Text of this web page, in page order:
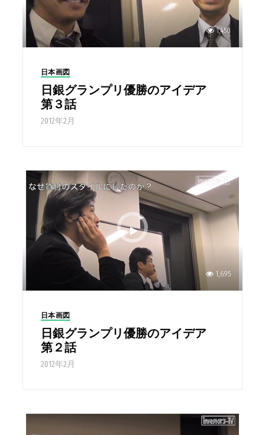
1,450
日本画図
日銀グランプリ優勝のアイデア
第３話
2012年2月
1,695
日本画図
日銀グランプリ優勝のアイデア
第２話
2012年2月